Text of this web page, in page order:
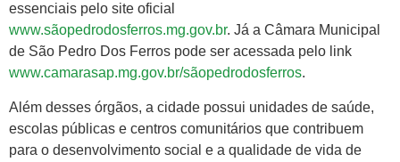
essenciais pelo site oficial
www.sãopedrodosferros.mg.gov.br. Já a Câmara Municipal
de São Pedro Dos Ferros pode ser acessada pelo link
www.camarasap.mg.gov.br/sãopedrodosferros.
Além desses órgãos, a cidade possui unidades de saúde,
escolas públicas e centros comunitários que contribuem
para o desenvolvimento social e a qualidade de vida de